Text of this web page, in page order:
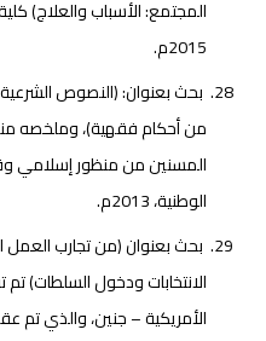
المجتمع: الأسباب والعلاج)
2015م.
بحث بعنوان: (النصوص
من أحكام فقهية)، وملخصه
المسنين من منظور إسلامي
الوطنية، 2013م.
بحث بعنوان (من تجارب العمل
الانتخابات ودخول السلطات)